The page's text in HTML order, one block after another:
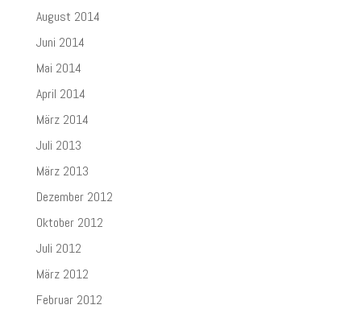
August 2014
Juni 2014
Mai 2014
April 2014
März 2014
Juli 2013
März 2013
Dezember 2012
Oktober 2012
Juli 2012
März 2012
Februar 2012